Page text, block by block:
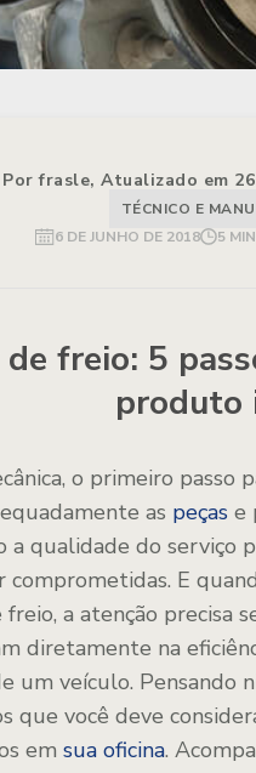
Por frasle, Atualizado em
TÉCNICO E
6 DE JUNHO DE 2018
5
freio: 5
produto
o primeiro
as peças e
a qualidade do serviço
E
a atenção precisa
diretamente na
um veículo. Pensando
que você deve
em sua oficina.